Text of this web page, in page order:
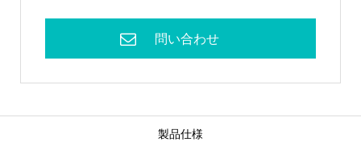
製品仕様